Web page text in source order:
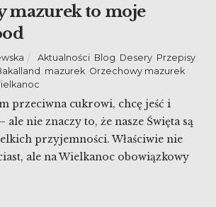
mazurek to moje
Aktualności Blog Desery Przepisy
mazurek Orzechowy mazurek
przeciwna cukrowi, chcę jeść i
nie znaczy to, że nasze Święta są
przyjemności. Właściwie nie
ale na Wielkanoc obowiązkowy